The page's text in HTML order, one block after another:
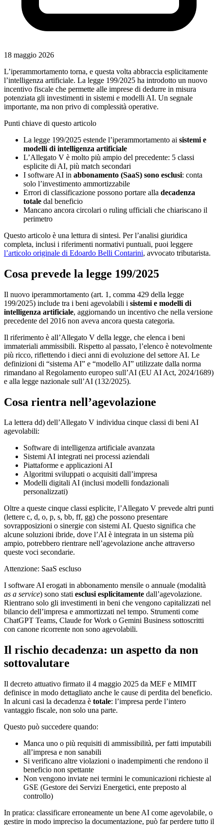
18 maggio 2026
L’iperammortamento torna, e questa volta abbraccia esplicitamente
l’intelligenza artificiale. La legge 199/2025 ha introdotto un nuovo
incentivo fiscale che permette alle imprese di dedurre in misura
potenziata gli investimenti in sistemi e modelli AI. Un segnale
importante, ma non privo di complessità operative.
Punti chiave di questo articolo
La legge 199/2025 estende l’iperammortamento ai sistemi e
modelli di intelligenza artificiale
L’Allegato V è molto più ampio del precedente: 5 classi
esplicite di AI, più match secondari
I software AI in abbonamento (SaaS) sono esclusi: conta
solo l’investimento ammortizzabile
Errori di classificazione possono portare alla decadenza
totale dal beneficio
Mancano ancora circolari o ruling ufficiali che chiariscano il
perimetro
Questo articolo è una lettura di sintesi. Per l’analisi giuridica
completa, inclusi i riferimenti normativi puntuali, puoi leggere
l’articolo originale di Edoardo Belli Contarini, avvocato tributarista.
Cosa prevede la legge 199/2025
Il nuovo iperammortamento (art. 1, comma 429 della legge
199/2025) include tra i beni agevolabili i sistemi e modelli di
intelligenza artificiale, aggiornando un incentivo che nella versione
precedente del 2016 non aveva ancora questa categoria.
Il riferimento è all’Allegato V della legge, che elenca i beni
immateriali ammissibili. Rispetto al passato, l’elenco è notevolmente
più ricco, riflettendo i dieci anni di evoluzione del settore AI. Le
definizioni di “sistema AI” e “modello AI” utilizzate dalla norma
rimandano al Regolamento europeo sull’AI (EU AI Act, 2024/1689)
e alla legge nazionale sull’AI (132/2025).
Cosa rientra nell’agevolazione
La lettera dd) dell’Allegato V individua cinque classi di beni AI
agevolabili:
Software di intelligenza artificiale avanzata
Sistemi AI integrati nei processi aziendali
Piattaforme e applicazioni AI
Algoritmi sviluppati o acquisiti dall’impresa
Modelli digitali AI (inclusi modelli fondazionali
personalizzati)
Oltre a queste cinque classi esplicite, l’Allegato V prevede altri punti
(lettere c, d, o, p, s, bb, ff, gg) che possono presentare
sovrapposizioni o sinergie con sistemi AI. Questo significa che
alcune soluzioni ibride, dove l’AI è integrata in un sistema più
ampio, potrebbero rientrare nell’agevolazione anche attraverso
queste voci secondarie.
Attenzione: SaaS escluso
I software AI erogati in abbonamento mensile o annuale (modalità
as a service) sono stati esclusi esplicitamente dall’agevolazione.
Rientrano solo gli investimenti in beni che vengono capitalizzati nel
bilancio dell’impresa e ammortizzati nel tempo. Strumenti come
ChatGPT Teams, Claude for Work o Gemini Business sottoscritti
con canone ricorrente non sono agevolabili.
Il rischio decadenza: un aspetto da non
sottovalutare
Il decreto attuativo firmato il 4 maggio 2025 da MEF e MIMIT
definisce in modo dettagliato anche le cause di perdita del beneficio.
In alcuni casi la decadenza è totale: l’impresa perde l’intero
vantaggio fiscale, non solo una parte.
Questo può succedere quando:
Manca uno o più requisiti di ammissibilità, per fatti imputabili
all’impresa e non sanabili
Si verificano altre violazioni o inadempimenti che rendono il
beneficio non spettante
Non vengono inviate nei termini le comunicazioni richieste al
GSE (Gestore dei Servizi Energetici, ente preposto al
controllo)
In pratica: classificare erroneamente un bene AI come agevolabile, o
gestire in modo impreciso la documentazione, può far perdere tutto il